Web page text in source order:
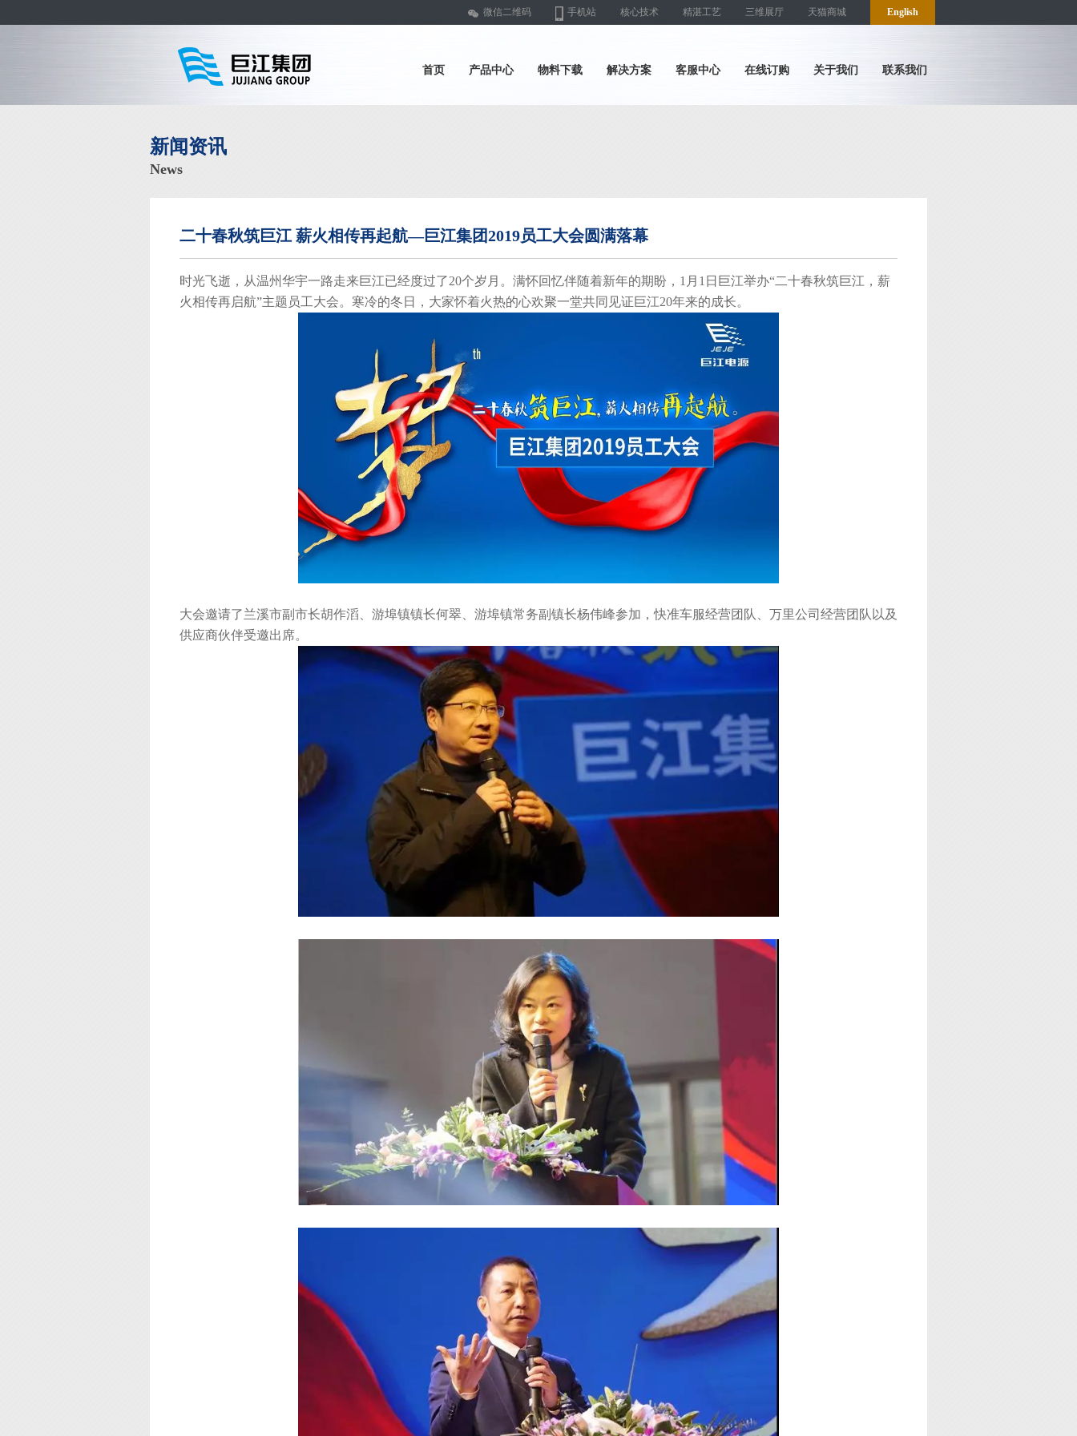
微信二维码 手机站 核心技术 精湛工艺 三维展厅 天猫商城 English
首页 产品中心 物料下载 解决方案 客服中心 在线订购 关于我们 联系我们
新闻资讯
News
二十春秋筑巨江 薪火相传再起航—巨江集团2019员工大会圆满落幕
时光飞逝，从温州华宇一路走来巨江已经度过了20个岁月。满怀回忆伴随着新年的期盼，1月1日巨江举办“二十春秋筑巨江，薪
火相传再启航”主题员工大会。寒冷的冬日，大家怀着火热的心欢聚一堂共同见证巨江20年来的成长。
大会邀请了兰溪市副市长胡作滔、游埠镇镇长何翠、游埠镇常务副镇长杨伟峰参加，快准车服经营团队、万里公司经营团队以及
供应商伙伴受邀出席。